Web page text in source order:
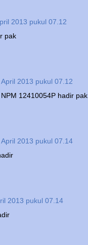
2013 pukul 07.12
pak
April 2013 pukul 07.12
12410054P hadir pak
April 2013 pukul 07.14
2013 pukul 07.14